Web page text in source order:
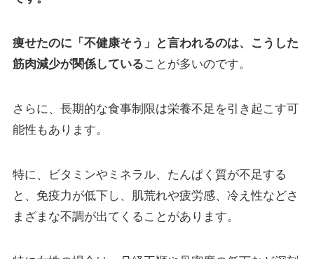
痩せたのに「不健康そう」と言われるのは、こうした
筋肉減少が関係していることが多いのです。
さらに、長期的な食事制限は栄養不足を引き起こす可
能性もあります。
特に、ビタミンやミネラル、たんぱく質が不足する
と、免疫力が低下し、肌荒れや疲労感、冷え性などさ
まざまな不調が出てくることがあります。